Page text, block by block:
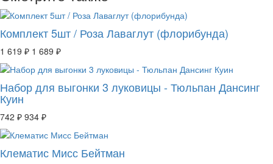
Комплект 5шт / Роза Лаваглут (флорибунда)
1 619 ₽ 1 689 ₽
Набор для выгонки 3 луковицы - Тюльпан Дансинг
Куин
742 ₽ 934 ₽
Клематис Мисс Бейтман